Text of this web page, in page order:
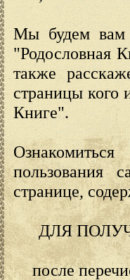
Мы будем вам
"Родословная
также
страницы кого
Книге".
пользования
странице,
ДЛЯ
после